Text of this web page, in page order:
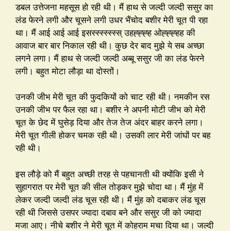
डबल उत्तेजना महसूस हो रही थी। मैं हाथ से जल्दी जल्दी ससुर का
लंड फेरने लगी और चूसने लगी उधर भैंचोद बशीर मेरी चूत पी रहा
था। मैं आई आई आई इसस्स्स्स्स्स्स् उहह्ह्ह्ह ओह्ह्ह्हह की
आवाज बार बार निकाल रही थी। कुछ देर बाद मुझे ये सब अच्छा
लगने लगा। मैं हाथ से जल्दी जल्दी अब्बू ससुर जी का लंड फेरने
लगी। बहुत मोटा लौड़ा था दोस्तों।
उनकी जीभ मेरी चूत की फुदकियों को चाट रही थी। नमकीन रस
उनकी जीभ पर फैल रहा था। बशीर ने अपनी मोटी जीभ को मेरी
चूत के छेद में घुसेड़ दिया और तेज तेज अंदर बाहर करने लगा।
मेरी चूत गीली होकर चमक रही थी। उसकी लार मेरी जांघों पर बह
रही थी।
इस लौड़े को मैं बहुत अच्छी तरह से पहचानती थी क्योंकि इसी ने
सुहागरात पर मेरी चूत की सील तोड़कर मुझे चोदा था। मैं मुंह में
लेकर जल्दी जल्दी लंड चूस रही थी। मैं मुंह को दबाकर लंड चूस
रही थी जिससे उसपर ज्यादा दबाव बने और ससुर जी को ज्यादा
मजा आए। नीचे बशीर ने मेरी चूत में कोहराम मचा दिया था। जल्दी